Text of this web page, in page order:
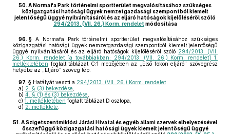
50. A Normafa Park történelmi sportterület megvalósításához szükséges
közigazgatási hatósági ügyek nemzetgazdasági szempontból kiemelt
jelentőségű üggyé nyilvánításáról és az eljáró hatóságok kijelöléséről szóló
294/2013. (VII. 26.) Korm. rendelet módosítása
96. § A Normafa Park történelmi sportterület megvalósításához szükséges
közigazgatási hatósági ügyek nemzetgazdasági szempontból kiemelt jelentőségű
üggyé nyilvánításáról és az eljáró hatóságok kijelöléséről szóló 294/2013. (VII.
26.) Korm. rendelet [a továbbiakban: 294/2013. (VII. 26.) Korm. rendelet] 1.
mellékletében foglalt táblázat C:1 mezőjében az „Első fokon eljáró” szövegrész
helyébe az „Eljáró” szöveg lép.
97. § Hatályát veszti a 294/2013. (VII. 26.) Korm. rendelet
a) 2. § (3) bekezdése
b) 4. § (1) és (3) bekezdése
c) 1. mellékletében foglalt táblázat D oszlopa,
d) 2. melléklete
51. A Szigetszentmiklósi Járási Hivatal és egyéb állami szervek elhelyezésével
összefüggő közigazgatási hatósági ügyek kiemelt jelentőségű üggyé